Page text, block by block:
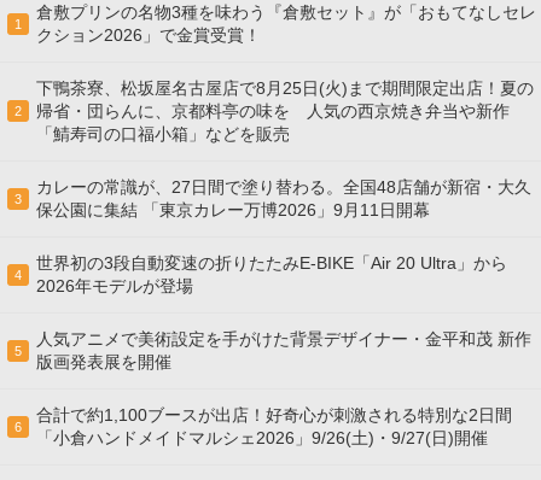
1
倉敷プリンの名物3種を味わう『倉敷セット』が「おもてなしセレ
クション2026」で金賞受賞！
2
下鴨茶寮、松坂屋名古屋店で8月25日(火)まで期間限定出店！夏の
帰省・団らんに、京都料亭の味を 人気の西京焼き弁当や新作
「鯖寿司の口福小箱」などを販売
3
カレーの常識が、27日間で塗り替わる。全国48店舗が新宿・大久
保公園に集結 「東京カレー万博2026」9月11日開幕
4
世界初の3段自動変速の折りたたみE-BIKE「Air 20 Ultra」から
2026年モデルが登場
5
人気アニメで美術設定を手がけた背景デザイナー・金平和茂 新作
版画発表展を開催
6
合計で約1,100ブースが出店！好奇心が刺激される特別な2日間
「小倉ハンドメイドマルシェ2026」9/26(土)・9/27(日)開催